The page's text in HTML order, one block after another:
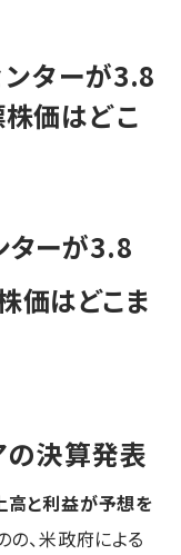
ターが3.8
価はどこ
ターが3.8
価はどこま
の決算発表
高と利益が予想を
の、米政府による